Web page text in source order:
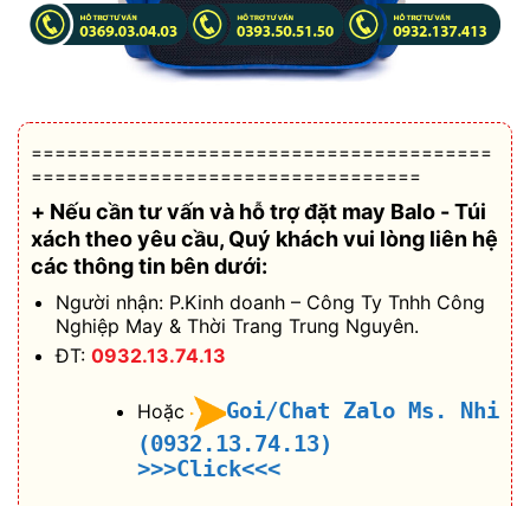
=======================================
=================================
+ Nếu cần tư vấn và hỗ trợđặt may Balo - Túi
xách theo yêu cầu, Quý khách vui lòng liên hệ
các thông tin bên dưới:
Người nhận: P.Kinh doanh – Công Ty Tnhh Công
Nghiệp May & Thời Trang Trung Nguyên.
ĐT: 0932.13.74.13
Hoặc
Goi/Chat Zalo Ms. Nhi
(0932.13.74.13)
>>>Click<<<